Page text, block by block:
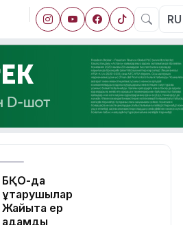
RU
БҚО-да
құтқарушылар
Жайықта ер
адамды